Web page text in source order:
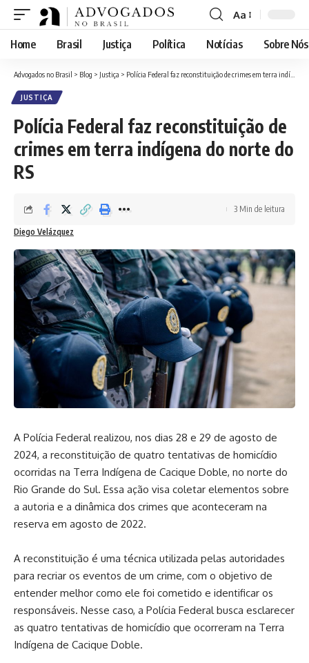
Font
Resizer
Aa
Home Brasil Justiça Política Notícias Sobre Nós
Advogados no Brasil > Blog > Justiça > Polícia Federal faz reconstituição de crimes em terra indígena do norte do RS
JUSTIÇA
Polícia Federal faz reconstituição de
crimes em terra indígena do norte do
RS
Diego Velázquez
3 Min de leitura
A Polícia Federal realizou, nos dias 28 e 29 de agosto de
2024, a reconstituição de quatro tentativas de homicídio
ocorridas na Terra Indígena de Cacique Doble, no norte do
Rio Grande do Sul. Essa ação visa coletar elementos sobre
a autoria e a dinâmica dos crimes que aconteceram na
reserva em agosto de 2022.
A reconstituição é uma técnica utilizada pelas autoridades
para recriar os eventos de um crime, com o objetivo de
entender melhor como ele foi cometido e identificar os
responsáveis. Nesse caso, a Polícia Federal busca esclarecer
as quatro tentativas de homicídio que ocorreram na Terra
Indígena de Cacique Doble.